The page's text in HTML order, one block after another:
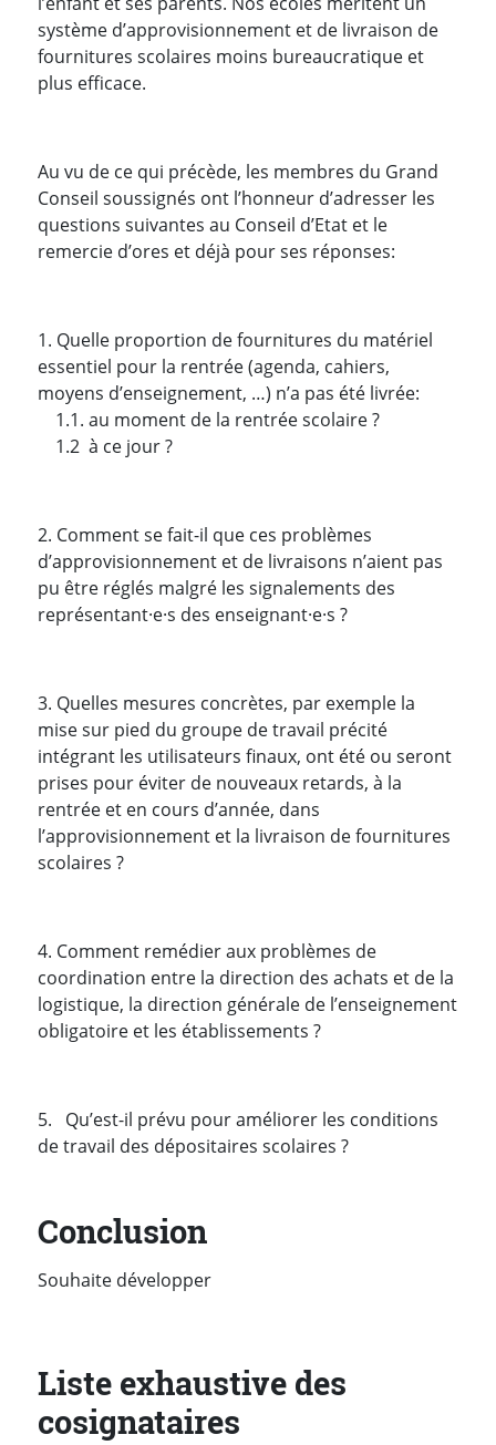
système d’approvisionnement et de livraison de
fournitures scolaires moins bureaucratique et
plus efficace.
Au vu de ce qui précède, les membres du Grand
Conseil soussignés ont l’honneur d’adresser les
questions suivantes au Conseil d’Etat et le
remercie d’ores et déjà pour ses réponses:
1. Quelle proportion de fournitures du matériel
essentiel pour la rentrée (agenda, cahiers,
moyens d’enseignement, …) n’a pas été livrée:
1.1. au moment de la rentrée scolaire ?
1.2 à ce jour ?
2. Comment se fait-il que ces problèmes
d’approvisionnement et de livraisons n’aient pas
pu être réglés malgré les signalements des
représentant·e·s des enseignant·e·s ?
3. Quelles mesures concrètes, par exemple la
mise sur pied du groupe de travail précité
intégrant les utilisateurs finaux, ont été ou seront
prises pour éviter de nouveaux retards, à la
rentrée et en cours d’année, dans
l’approvisionnement et la livraison de fournitures
scolaires ?
4. Comment remédier aux problèmes de
coordination entre la direction des achats et de la
logistique, la direction générale de l’enseignement
obligatoire et les établissements ?
5. Qu’est-il prévu pour améliorer les conditions
de travail des dépositaires scolaires ?
Conclusion
Souhaite développer
Liste exhaustive des
cosignataires